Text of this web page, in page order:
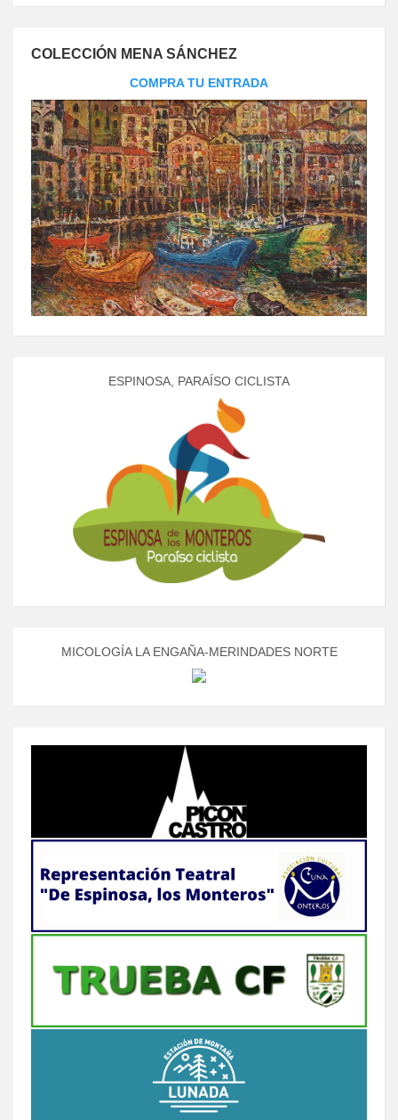
COLECCIÓN MENA SÁNCHEZ
COMPRA TU ENTRADA
ESPINOSA, PARAÍSO CICLISTA
MICOLOGÍA LA ENGAÑA-MERINDADES NORTE